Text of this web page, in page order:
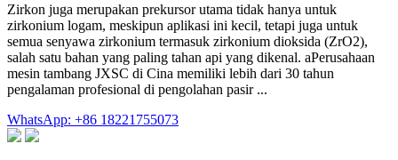
Zirkon juga merupakan prekursor utama tidak hanya untuk
zirkonium logam, meskipun aplikasi ini kecil, tetapi juga untuk
semua senyawa zirkonium termasuk zirkonium dioksida (ZrO2),
salah satu bahan yang paling tahan api yang dikenal. aPerusahaan
mesin tambang JXSC di Cina memiliki lebih dari 30 tahun
pengalaman profesional di pengolahan pasir ...
WhatsApp: +86 18221755073